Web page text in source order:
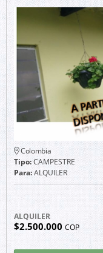
Colombia
Tipo:CAMPESTRE
Para:ALQUILER
ALQUILER
$2.500.000 COP